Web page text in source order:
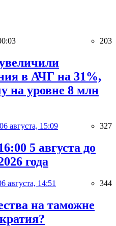
203
в АЧГ на 31%,
на уровне 8 млн
06 августа, 15:09 327
5 августа до
года
августа, 14:51 344
на таможне